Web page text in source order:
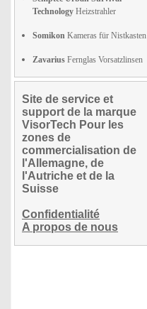
Technology Heizstrahler
Somikon Kameras für Nistkasten
Zavarius Fernglas Vorsatzlinsen
Site de service et
support de la marque
VisorTech Pour les
zones de
commercialisation de
l'Allemagne, de
l'Autriche et de la
Suisse
Confidentialité
A propos de nous